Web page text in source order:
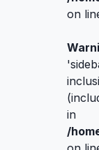
on
in
/